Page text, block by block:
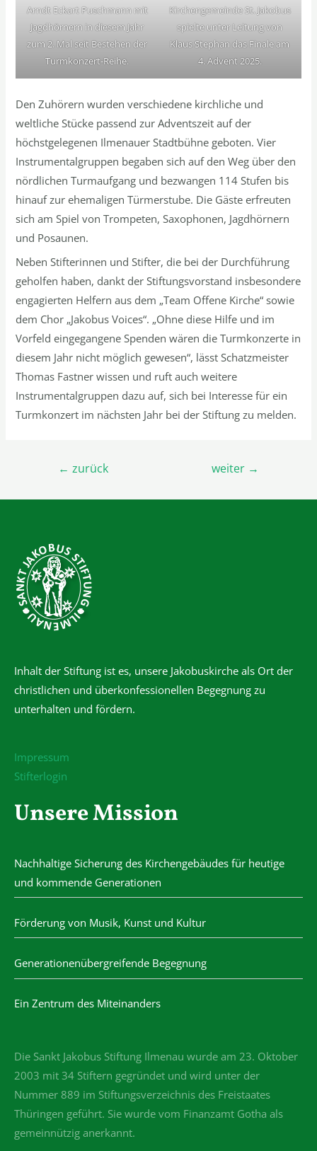
Arndt Eckart Puschmann mit
Jagdhörnern in diesem Jahr
zum 2. Mal seit Bestehen der
Turmkonzert-Reihe.
Kirchengemeinde St. Jakobus
spielte unter Leitung von
Klaus Stephan das Finale am
4. Advent 2025.
Den Zuhörern wurden verschiedene kirchliche und
weltliche Stücke passend zur Adventszeit auf der
höchstgelegenen Ilmenauer Stadtbühne geboten. Vier
Instrumentalgruppen begaben sich auf den Weg über den
nördlichen Turmaufgang und bezwangen 114 Stufen bis
hinauf zur ehemaligen Türmerstube. Die Gäste erfreuten
sich am Spiel von Trompeten, Saxophonen, Jagdhörnern
und Posaunen.
Neben Stifterinnen und Stifter, die bei der Durchführung
geholfen haben, dankt der Stiftungsvorstand insbesondere
engagierten Helfern aus dem „Team Offene Kirche“ sowie
dem Chor „Jakobus Voices“. „Ohne diese Hilfe und im
Vorfeld eingegangene Spenden wären die Turmkonzerte in
diesem Jahr nicht möglich gewesen“, lässt Schatzmeister
Thomas Fastner wissen und ruft auch weitere
Instrumentalgruppen dazu auf, sich bei Interesse für ein
Turmkonzert im nächsten Jahr bei der Stiftung zu melden.
Beitragsnavigation
← zurück weiter →
Inhalt der Stiftung ist es, unsere Jakobuskirche als Ort der
christlichen und überkonfessionellen Begegnung zu
unterhalten und fördern.
Impressum
Stifterlogin
Unsere Mission
Nachhaltige Sicherung des Kirchengebäudes für heutige
und kommende Generationen
Förderung von Musik, Kunst und Kultur
Generationenübergreifende Begegnung
Ein Zentrum des Miteinanders
Die Sankt Jakobus Stiftung Ilmenau wurde am 23. Oktober
2003 mit 34 Stiftern gegründet und wird unter der
Nummer 889 im Stiftungsverzeichnis des Freistaates
Thüringen geführt. Sie wurde vom Finanzamt Gotha als
gemeinnützig anerkannt.